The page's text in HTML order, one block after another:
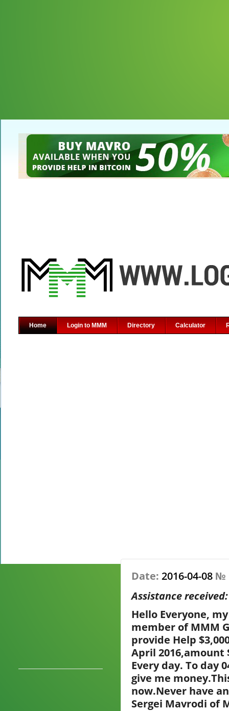
Home Login to MMM Directory Calculator
Date: 2016-04-08 №
Assistance
Hello Everyone,
member of MMM
provide Help
April 2016,amount
Every day. To day
give me
now.Never have
Sergei Mavrodi of